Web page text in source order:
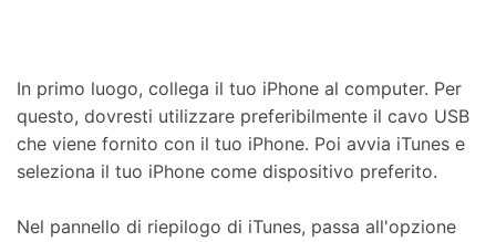
In primo luogo, collega il tuo iPhone al computer. Per
questo, dovresti utilizzare preferibilmente il cavo USB
che viene fornito con il tuo iPhone. Poi avvia iTunes e
seleziona il tuo iPhone come dispositivo preferito.
Nel pannello di riepilogo di iTunes, passa all'opzione